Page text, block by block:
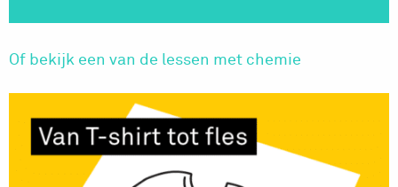
Of bekijk een van de lessen met chemie